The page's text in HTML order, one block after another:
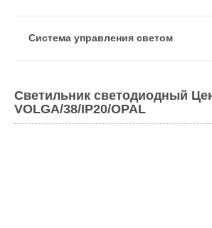
Система управления светом
Светильник светодиодный
VOLGA/38/IP20/OPAL